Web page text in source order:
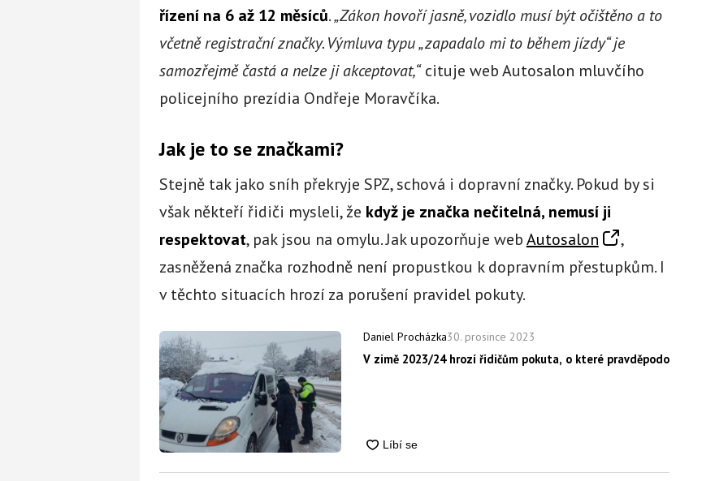
řízení na 6 až 12 měsíců.„Zákon hovoří jasně, vozidlo musí být očištěno a to
včetně registrační značky. Výmluva typu „zapadalo mi to během jízdy“ je
samozřejmě častá a nelze ji akceptovat,“cituje web Autosalon mluvčího
policejního prezídia Ondřeje Moravčíka.
Jak je to se značkami?
Stejně tak jako sníh překryje SPZ, schová i dopravní značky. Pokud by si
však někteří řidiči mysleli, že když je značka nečitelná, nemusí ji
respektovat, pak jsou na omylu. Jak upozorňuje webAutosalon
,
zasněžená značka rozhodně není propustkou k dopravním přestupkům. I
v těchto situacích hrozí za porušení pravidel pokuty.
Daniel Procházka30. prosince 2023
V zimě 2023/24 hrozí řidičům pokuta, o které pravděpodobně nikdy